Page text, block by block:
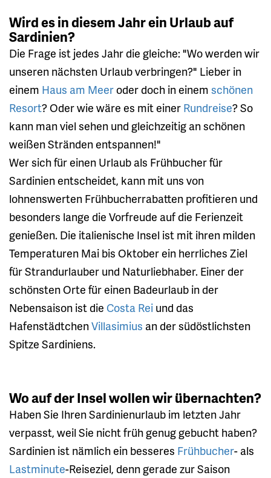
Wird es in diesem Jahr ein Urlaub auf
Sardinien?
Die Frage ist jedes Jahr die gleiche: "Wo werden wir
unseren nächsten Urlaub verbringen?" Lieber in
einem Haus am Meer oder doch in einem schönen
Resort? Oder wie wäre es mit einer Rundreise? So
kann man viel sehen und gleichzeitig an schönen
weißen Stränden entspannen!"
Wer sich für einen Urlaub als Frühbucher für
Sardinien entscheidet, kann mit uns von
lohnenswerten Frühbucherrabatten profitieren und
besonders lange die Vorfreude auf die Ferienzeit
genießen. Die italienische Insel ist mit ihren milden
Temperaturen Mai bis Oktober ein herrliches Ziel
für Strandurlauber und Naturliebhaber. Einer der
schönsten Orte für einen Badeurlaub in der
Nebensaison ist die Costa Rei und das
HafenstädtchenVillasimius an der südöstlichsten
Spitze Sardiniens.
Wo auf der Insel wollen wir übernachten?
Haben Sie Ihren Sardinienurlaub im letzten Jahr
verpasst, weil Sie nicht früh genug gebucht haben?
Sardinien ist nämlich ein besseres Frühbucher- als
Lastminute-Reiseziel, denn gerade zur Saison